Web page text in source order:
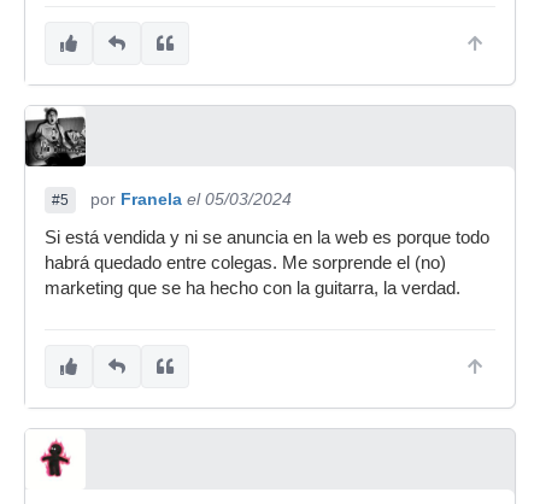
#5 por Franela el 05/03/2024
Si está vendida y ni se anuncia en la web es porque todo
habrá quedado entre colegas. Me sorprende el (no)
marketing que se ha hecho con la guitarra, la verdad.